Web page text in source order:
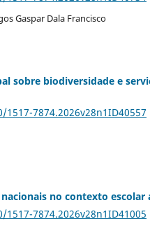
Gaspar Dala Francisco
sobre biodiversidade e
7874.2026v28n1ID40557
no contexto
7874.2026v28n1ID41005